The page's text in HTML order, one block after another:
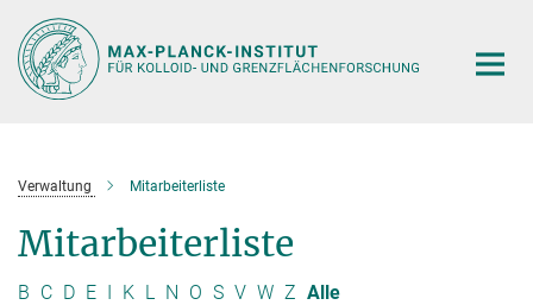
Hauptinhalt
Verwaltung Mitarbeiterliste
Mitarbeiterliste
B C D E I K L N O S V W Z Alle